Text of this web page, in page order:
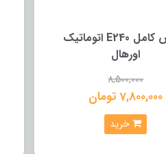
پولوس کامل E240 اتوماتیک
اورهال
8,500,000
7,800,000 تومان
خرید